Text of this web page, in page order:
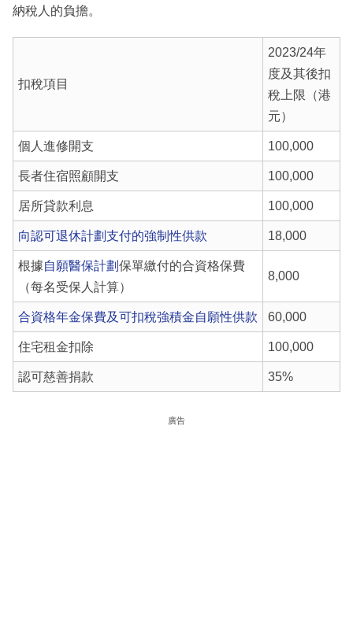
納稅人的負擔。
扣稅項目
2023/24年
度及其後扣
稅上限（港
元）
個人進修開支 100,000
長者住宿照顧開支 100,000
居所貸款利息 100,000
向認可退休計劃支付的強制性供款 18,000
根據自願醫保計劃保單繳付的合資格保費
（每名受保人計算）
8,000
合資格年金保費及可扣稅強積金自願性供款 60,000
住宅租金扣除 100,000
認可慈善捐款 35%
廣告